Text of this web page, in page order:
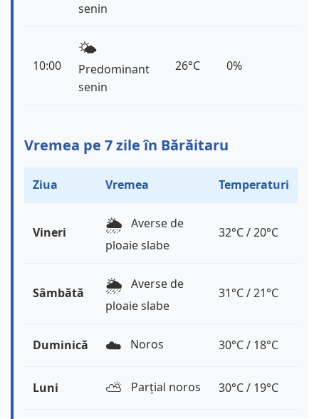
senin
10:00
🌤️
Predominant
senin
26°C 0%
Vremea pe 7 zile în Bărăitaru
Ziua Vremea Temperaturi
Vineri 🌦️ Averse de
ploaie slabe
32°C / 20°C
Sâmbătă 🌦️ Averse de
ploaie slabe
31°C / 21°C
Duminică ☁️ Noros 30°C / 18°C
Luni ⛅️ Parțial noros 30°C / 19°C